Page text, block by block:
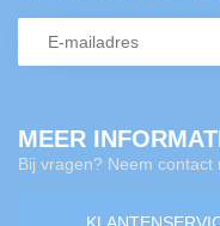
MEER
Bij vragen? Neem contact